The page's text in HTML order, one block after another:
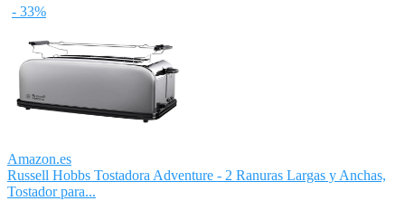
- 33%
Amazon.es
Russell Hobbs Tostadora Adventure - 2 Ranuras Largas y Anchas,
Tostador para...